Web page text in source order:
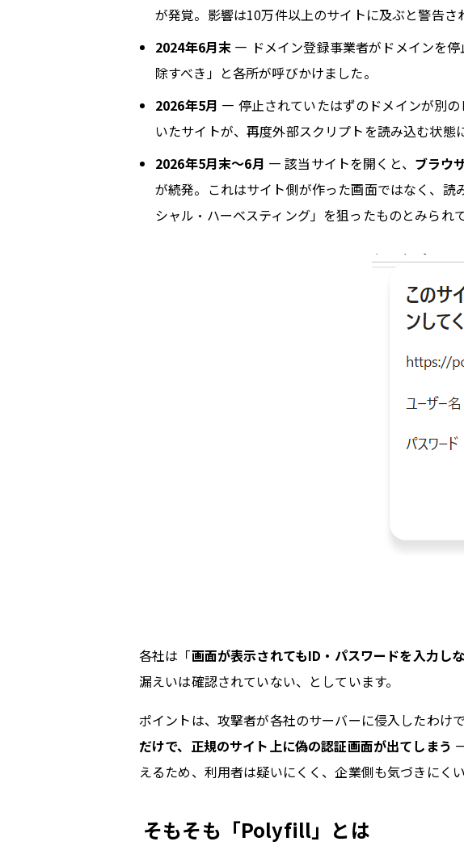
が発覚。影響は10万件以上のサイトに及ぶと警告さ
2024年6月末 — ドメイン登録事業者がドメインを
除すべき」と各所が呼びかけました。
2026年5月 — 停止されていたはずのドメインが別
いたサイトが、再度外部スクリプトを読み込む状態
2026年5月末〜6月 — 該当サイトを開くと、 ブラウ
が続発。これはサイト側が作った画面ではなく、
シャル・ハーベスティング」を狙ったものとみられて
各社は「画面が表示されてもID・パスワードを入力し
漏えいは確認されていない、としています。
ポイントは、攻撃者が各社のサーバーに侵入したわけ
だけで、正規のサイト上に偽の認証画面が出てしまう
えるため、利用者は疑いにくく、企業側も気づきにくい
そもそも「Polyfill」とは